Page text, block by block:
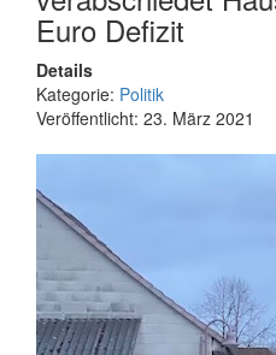
Euro Defizit
Details
Kategorie: Politik
Veröffentlicht: 23. März 2021